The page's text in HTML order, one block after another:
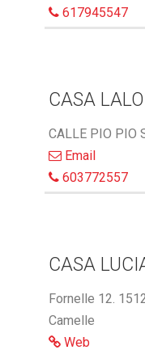
617945547
CASA LALO
CALLE PIO PIO
Email
603772557
CASA
Fornelle 12.
Camelle
Web